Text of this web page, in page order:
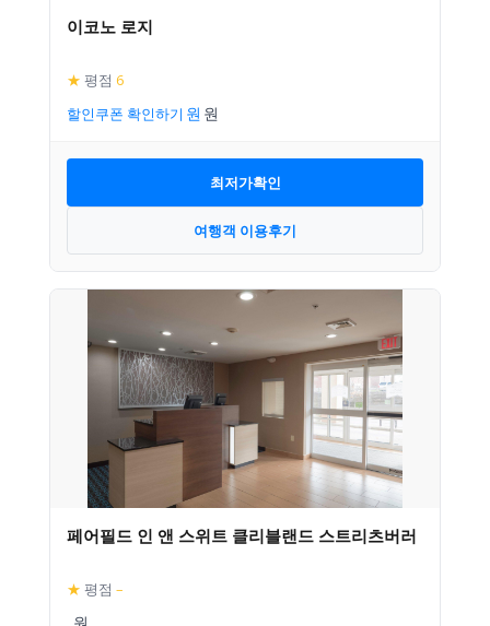
이코노 로지
★ 평점 6
할인쿠폰 확인하기
최저가확인
여행객 이용후기
페어필드 인 앤 스위트 클리블랜드 스트리츠버러
★ 평점 –